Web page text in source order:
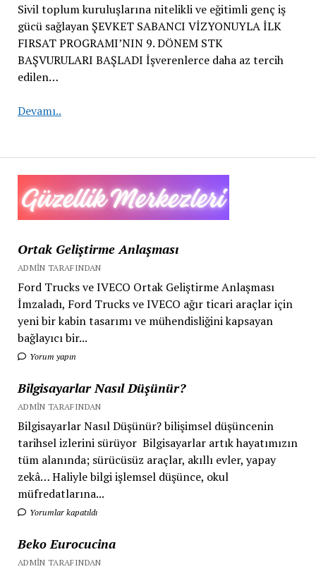
Ortak Geliştirme Anlaşması
ADMIN TARAFINDAN
Ford Trucks ve IVECO Ortak Geliştirme Anlaşması
İmzaladı, Ford Trucks ve IVECO ağır ticari araçlar için
yeni bir kabin tasarımı ve mühendisliğini kapsayan
bağlayıcı bir...
Yorum yapın
Bilgisayarlar Nasıl Düşünür?
ADMIN TARAFINDAN
Bilgisayarlar Nasıl Düşünür? bilişimsel düşüncenin
tarihsel izlerini sürüyor Bilgisayarlar artık hayatımızın
tüm alanında; sürücüsüz araçlar, akıllı evler, yapay
zekâ… Haliyle bilgi işlemsel düşünce, okul
müfredatlarına...
Yorumlar kapatıldı
Beko Eurocucina
ADMIN TARAFINDAN
Sivil toplum kuruluşlarına nitelikli ve eğitimli genç iş
gücü sağlayan ŞEVKET SABANCI VİZYONUYLA İLK
FIRSAT PROGRAMI’NIN 9. DÖNEM STK
BAŞVURULARI BAŞLADI İşverenlerce daha az tercih
edilen…
Devamı..Sivil
nitelikli
ve
eğitimli
genç
gücü
sağlayan